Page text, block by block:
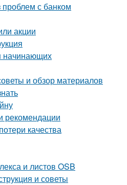
проблем с банком
акции
начинающих
и обзор материалов
рекомендации
качества
и листов OSB
и советы